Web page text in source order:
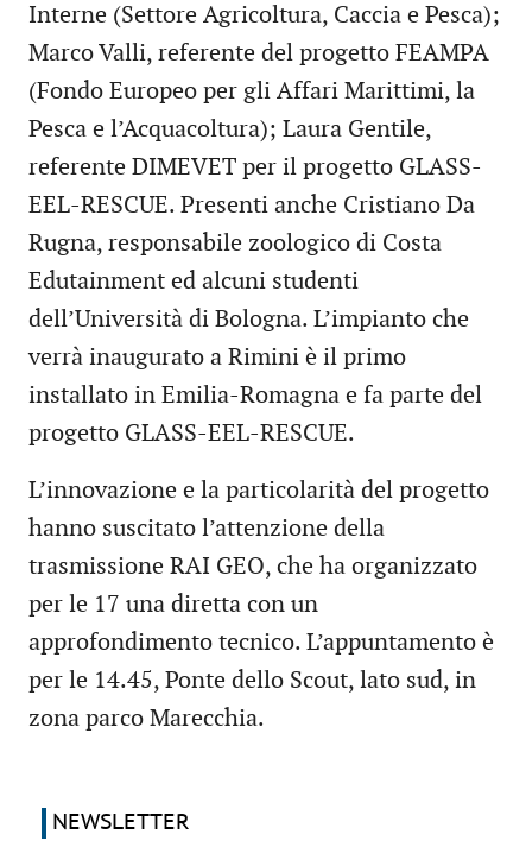
Interne (Settore Agricoltura, Caccia e Pesca);
Marco Valli, referente del progetto FEAMPA
(Fondo Europeo per gli Affari Marittimi, la
Pesca e l’Acquacoltura); Laura Gentile,
referente DIMEVET per il progetto GLASS-
EEL-RESCUE. Presenti anche Cristiano Da
Rugna, responsabile zoologico di Costa
Edutainment ed alcuni studenti
dell’Università di Bologna. L’impianto che
verrà inaugurato a Rimini è il primo
installato in Emilia-Romagna e fa parte del
progetto GLASS-EEL-RESCUE.
L’innovazione e la particolarità del progetto
hanno suscitato l’attenzione della
trasmissione RAI GEO, che ha organizzato
per le 17 una diretta con un
approfondimento tecnico. L’appuntamento è
per le 14.45, Ponte dello Scout, lato sud, in
zona parco Marecchia.
NEWSLETTER